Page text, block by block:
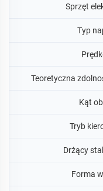
Sprzęt
Typ
Teoretyczna
Kąt
Tryb
Drżący
Forma